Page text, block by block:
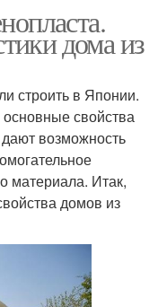
дома из
строить в Японии.
свойства
возможность
материала. Итак,
домов из